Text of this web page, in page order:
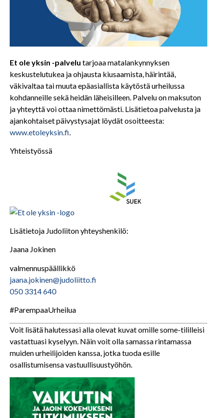
Et ole yksin -palvelu tarjoaa matalankynnyksen
keskustelutukea ja ohjausta kiusaamista, häirintää,
väkivaltaa tai muuta epäasiallista käytöstä urheilussa
kohdanneille sekä heidän läheisilleen. Palvelu on maksuton
ja yhteyttä voi ottaa nimettömästi. Lisätietoa palvelusta ja
ajankohtaiset päivystysajat löydät osoitteesta:
www.etoleyksin.fi.
Yhteistyössä
Lisätietoja Judoliiton yhteyshenkilö:
Jaana Jokinen
valmennuspäällikkö
jaana.jokinen@judoliitto.fi
050 3314 640
#ParempaaUrheilua
Voit lisätä halutessasi alla olevat kuvat omille some-tililleisi
vastattuasi kyselyyn. Näin voit olla samassa rintamassa
muiden urheilijoiden kanssa, jotka tuoda esille
osallistumisensa vastuullisuustyöhön.